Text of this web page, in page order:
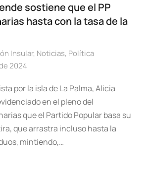
sostiene que el PP
hasta con la tasa de la
Insular, Noticias, Política
2024
por la isla de La Palma, Alicia
en el pleno del
que el Partido Popular basa su
que arrastra incluso hasta la
mintiendo,…